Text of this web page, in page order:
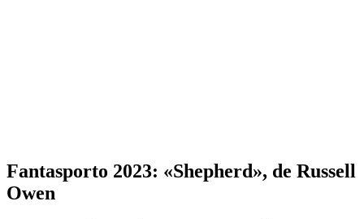
Fantasporto 2023: «Shepherd», de Russell
Owen